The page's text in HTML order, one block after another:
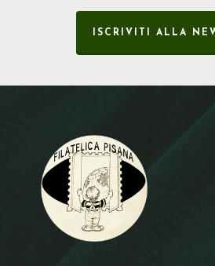
ISCRIVITI ALLA